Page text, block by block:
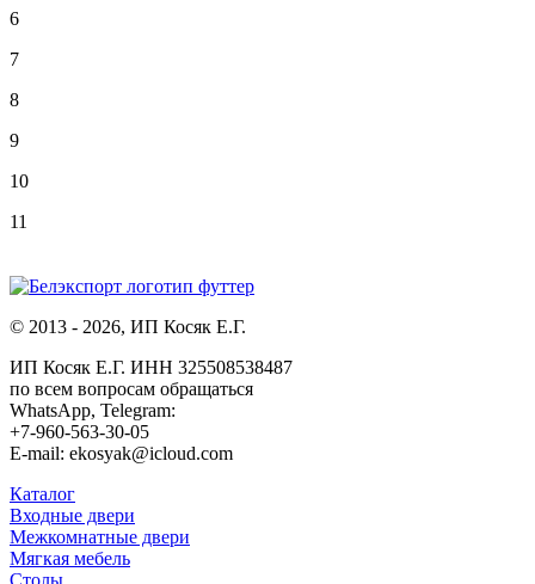
6
7
8
9
10
11
© 2013 - 2026, ИП Косяк Е.Г.
ИП Косяк Е.Г. ИНН 325508538487
по всем вопросам обращаться
WhatsApp, Telegram:
+7-960-563-30-05
E-mail: ekosyak@icloud.com
Каталог
Входные двери
Межкомнатные двери
Мягкая мебель